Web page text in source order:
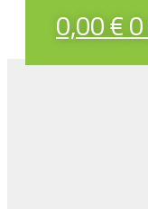
0,00€0